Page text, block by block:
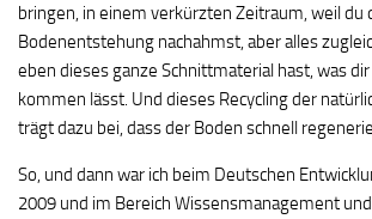
bringen, in einem verkürzten Zeitraum, weil du
Bodenentstehung nachahmst, aber alles
eben dieses ganze Schnittmaterial hast, was
kommen lässt. Und dieses Recycling der
trägt dazu bei, dass der Boden schnell
So, und dann war ich beim Deutschen
2009 und im Bereich Wissensmanagement